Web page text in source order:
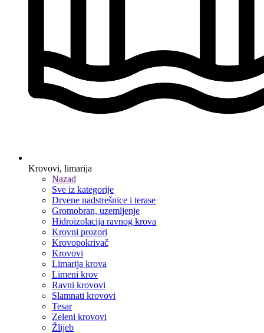
Krovovi, limarija
Nazad
Sve iz kategorije
Drvene nadstrešnice i terase
Gromobran, uzemljenje
Hidroizolacija ravnog krova
Krovni prozori
Krovopokrivač
Krovovi
Limarija krova
Limeni krov
Ravni krovovi
Slamnati krovovi
Tesar
Zeleni krovovi
Žlijeb